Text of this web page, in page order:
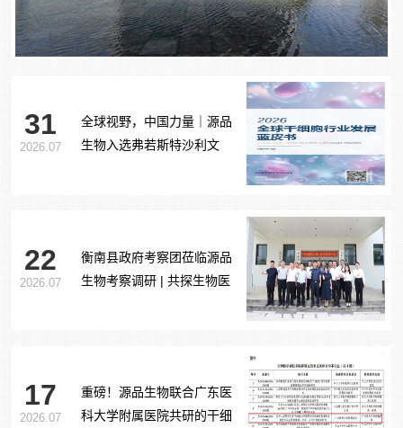
31
2026.07
全球视野，中国力量｜源品
生物入选弗若斯特沙利文
22
2026.07
衡南县政府考察团莅临源品
生物考察调研 | 共探生物医
17
2026.07
重磅！源品生物联合广东医
科大学附属医院共研的干细